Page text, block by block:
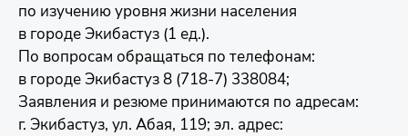
по изучению уровня жизни населения
в городе Экибастуз (1 ед.).
По вопросам обращаться по телефонам:
в городе Экибастуз 8 (718-7) 338084;
Заявления и резюме принимаются по адресам:
г. Экибастуз, ул. Абая, 119; эл. адрес: